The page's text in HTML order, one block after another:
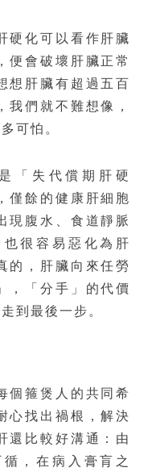
硬化可以看作肝臟
便會破壞肝臟正常
想肝臟有超過五百
我們就不難想像，
可怕。
「失代償期肝硬
僅餘的健康肝細胞
現腹水、食道靜脈
很容易惡化為肝
的，肝臟向來任勞
，「分手」的代價
到最後一步。
個箍煲人的共同希
心找出禍根，解決
還比較好溝通：由
，在病入膏肓之